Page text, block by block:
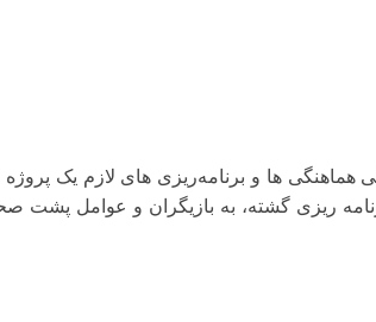
ها و برنامه‌ریزی‌ های لازم یک پروژه
ریزی گشته، به بازیگران و عوامل پشت